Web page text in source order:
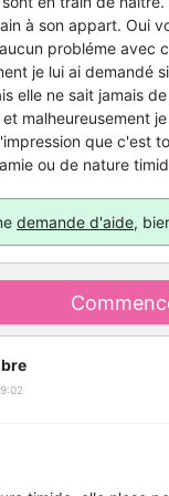
à son appart. Oui
probléme avec
je lui ai demandé
elle ne sait jamais
malheureusement
que c'est
ou de nature
demande d'aide,